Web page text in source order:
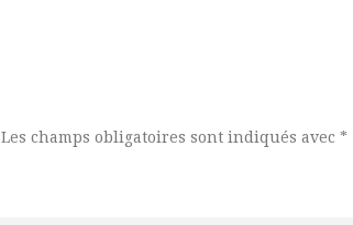
Les champs obligatoires sont indiqués avec *